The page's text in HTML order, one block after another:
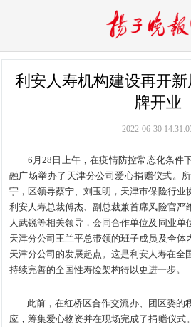
利安人寿机构建设再开
牌开业
2022-06-30
6月28日上午，在疫情防控常态化条件
融广场举办了天津分公司爱心捐赠仪式。
宇，区领导蔡宁、刘玉明，天津市保险行业
利安人寿总裁傅杰、副总裁兼首席风险官严
人武锐等相关领导，会同合作单位及同业单
天津分公司王兰平总带领的班子成员及全体
天津分公司的发展起点。这是利安人寿在全
持续完善的全国性寿险架构得以更进一步。
此前，在红桥区合作交流办、团区委的
应，筹集爱心物资并在现场完成了捐赠仪式